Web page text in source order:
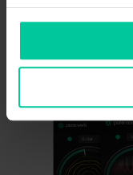
beeinflusst.